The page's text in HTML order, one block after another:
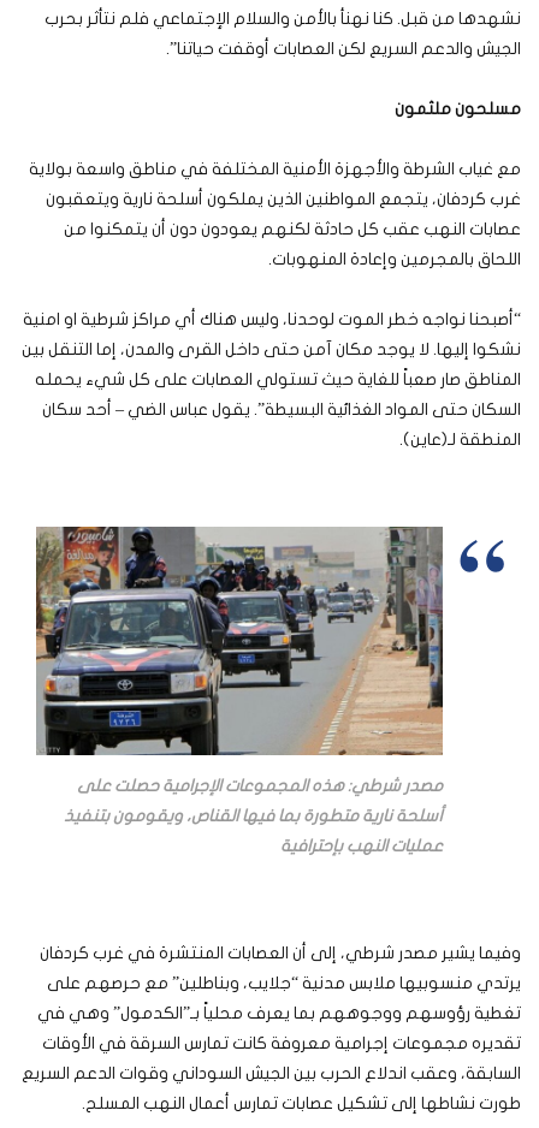
نشهدها من قبل. كنا نهنأ بالأمن والسلام الإجتماعي فلم نتأثر بحرب
الجيش والدعم السريع لكن العصابات أوقفت حياتنا”.
مسلحون ملثمون
مع غياب الشرطة والأجهزة الأمنية المختلفة في مناطق واسعة بولاية
غرب كردفان، يتجمع المواطنين الذين يملكون أسلحة نارية ويتعقبون
عصابات النهب عقب كل حادثة لكنهم يعودون دون أن يتمكنوا من
اللحاق بالمجرمين وإعادة المنهوبات.
“أصبحنا نواجه خطر الموت لوحدنا، وليس هناك أي مراكز شرطية او امنية
نشكوا إليها. لا يوجد مكان آمن حتى داخل القرى والمدن، إما التنقل بين
المناطق صار صعباً للغاية حيث تستولي العصابات على كل شيء يحمله
السكان حتى المواد الغذائية البسيطة”. يقول عباس الضي – أحد سكان
المنطقة لـ(عاين).
مصدر شرطي: هذه المجموعات الإجرامية حصلت على
أسلحة نارية متطورة بما فيها القناص، ويقومون بتنفيذ
عمليات النهب بإحترافية
وفيما يشير مصدر شرطي، إلى أن العصابات المنتشرة في غرب كردفان
يرتدي منسوبيها ملابس مدنية “جلايب، وبناطلين” مع حرصهم على
تغطية رؤوسهم ووجوههم بما يعرف محلياً بـ”الكدمول” وهي في
تقديره مجموعات إجرامية معروفة كانت تمارس السرقة في الأوقات
السابقة، وعقب اندلاع الحرب بين الجيش السوداني وقوات الدعم السريع
طورت نشاطها إلى تشكيل عصابات تمارس أعمال النهب المسلح.